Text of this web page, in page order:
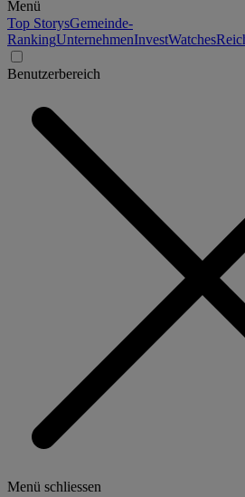
Menü
Top StorysGemeinde-
RankingUnternehmenInvestWatches
Benutzerbereich
Menü schliessen